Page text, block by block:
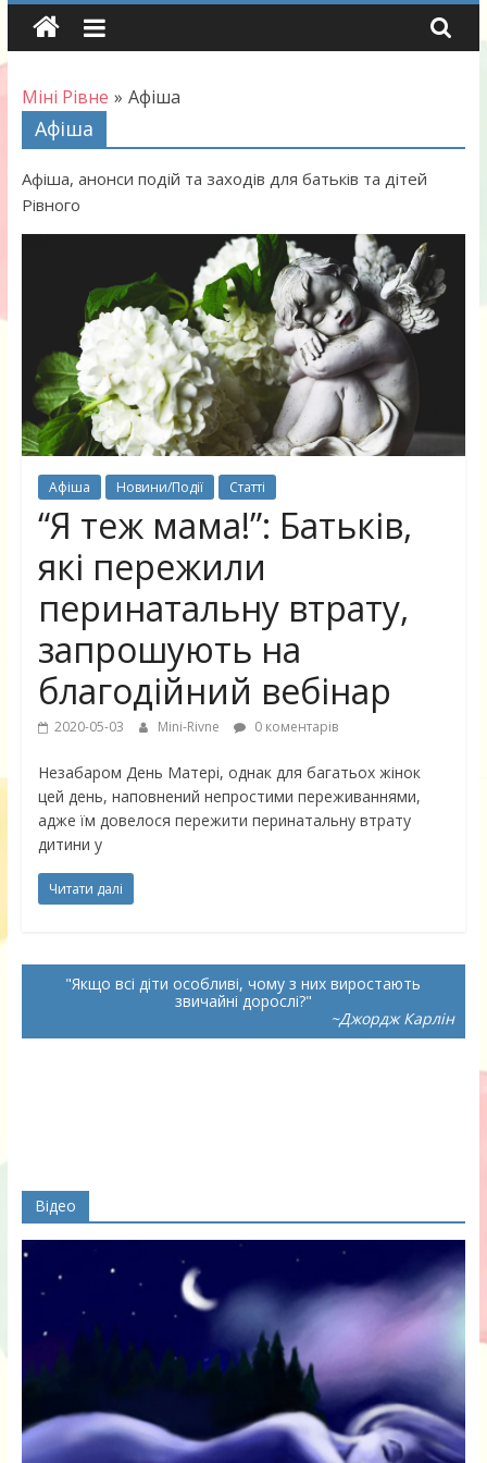
Skip
content
Міні Рівне » Афіша
Афіша
Афіша, анонси подій та заходів для батьків та дітей
Рівного
Афіша Новини/Події Статті
“Я теж мама!”: Батьків,
які пережили
перинатальну втрату,
запрошують на
благодійний вебінар
2020-05-03 Mini-Rivne 0 коментарів
Незабаром День Матері, однак для багатьох жінок
цей день, наповнений непростими переживаннями,
адже їм довелося пережити перинатальну втрату
дитини у
Читати далі
Якщо всі діти особливі, чому з них виростають
звичайні дорослі?
~Джордж Карлін
Відео